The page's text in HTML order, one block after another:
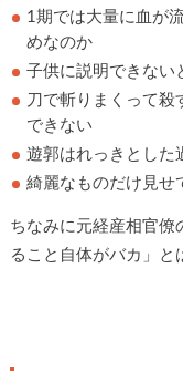
1期では大量に血が
めなのか
子供に説明できない
刀で斬りまくって殺
できない
遊郭はれっきとした
綺麗なものだけ見せ
ちなみに元経産相官僚
ること自体がバカ」と